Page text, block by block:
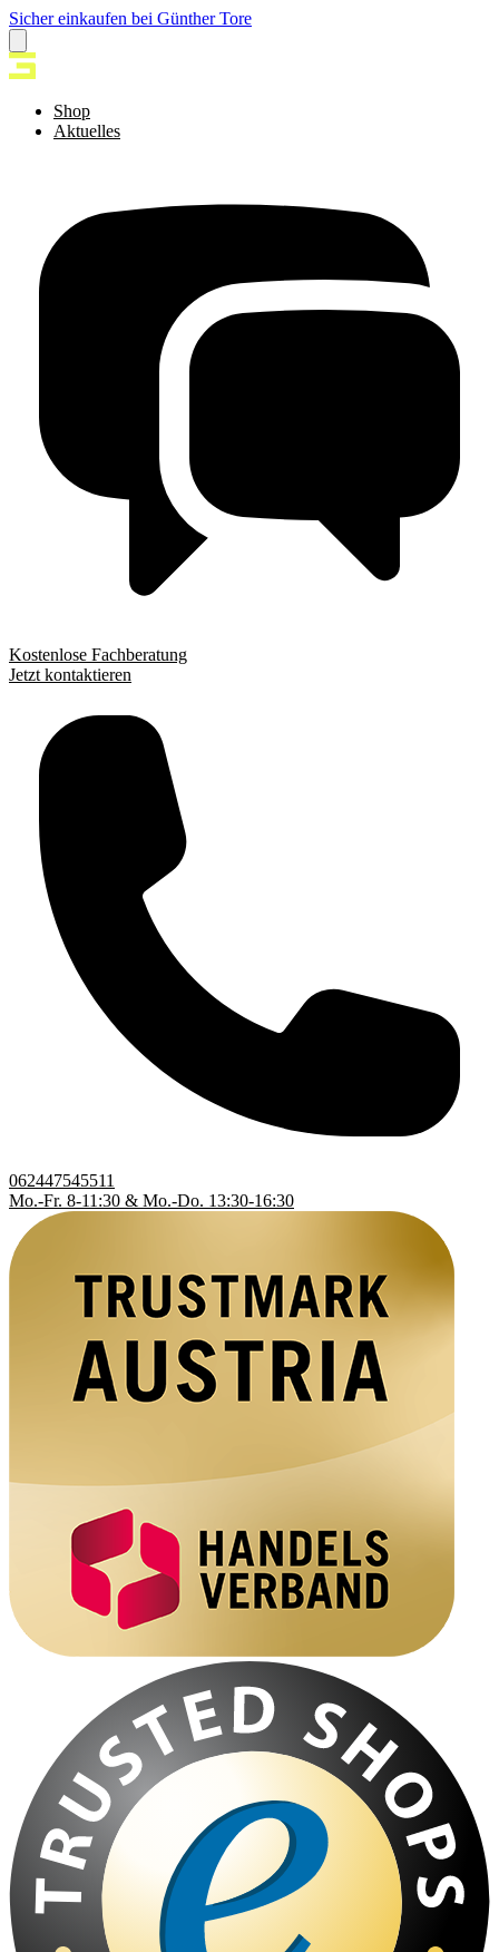
Sicher einkaufen bei Günther Tore
Shop
Aktuelles
Kostenlose Fachberatung
Jetzt kontaktieren
062447545511
Mo.-Fr. 8-11:30 & Mo.-Do. 13:30-16:30